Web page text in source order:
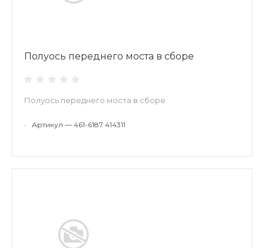
Полуось переднего моста в сборе
Полуось переднего моста в сборе
• Артикул — 461-6187 414311